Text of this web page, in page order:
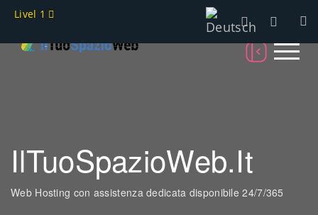
Livel 1
IlTuoSpazioWeb.it
Web Hosting con assistenza dedicata disponibile 24/7/365